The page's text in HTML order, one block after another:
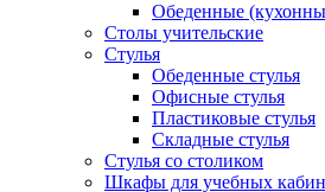
Обеденные
Столы учительские
Стулья
Обеденные стулья
Офисные стулья
Пластиковые стулья
Складные стулья
Стулья со столиком
Шкафы для учебных